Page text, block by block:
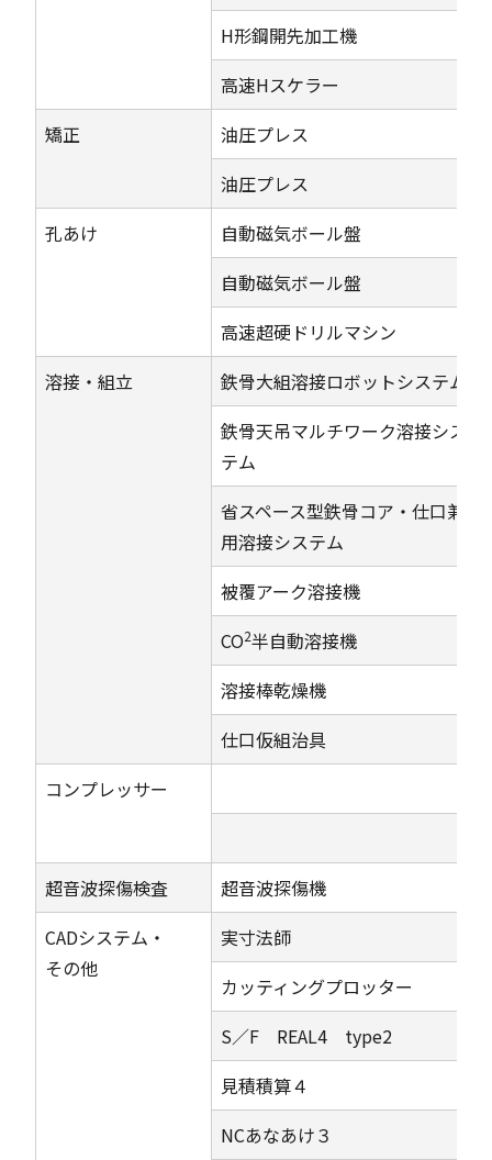
H形鋼開先加工機
高速Hスケラー
矯正
油圧プレス
油圧プレス
孔あけ
自動磁気ボール盤
自動磁気ボール盤
高速超硬ドリルマシン
溶接・組立
鉄骨大組溶接ロボットシステム
鉄骨天吊マルチワーク溶接シス
テム
省スペース型鉄骨コア・仕口兼
用溶接システム
被覆アーク溶接機
CO2半自動溶接機
溶接棒乾燥機
仕口仮組治具
コンプレッサー
超音波探傷検査
超音波探傷機
CADシステム・
その他
実寸法師
カッティングプロッター
S／F REAL4 type2
見積積算４
NCあなあけ３